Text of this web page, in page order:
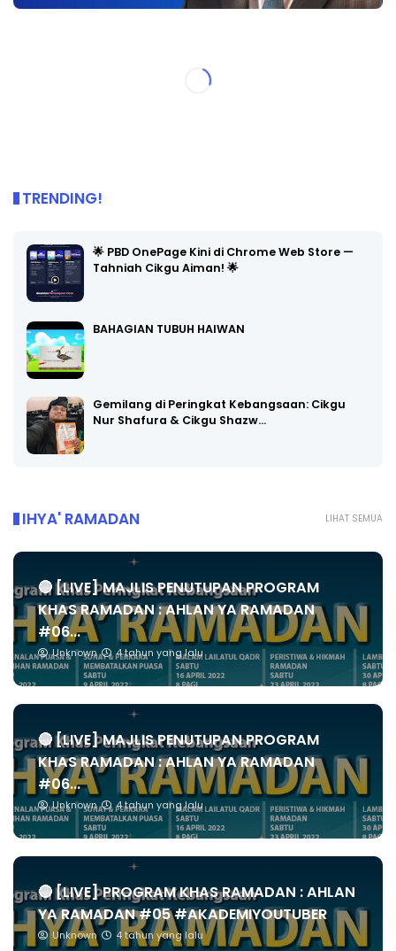
TRENDING!
🌟 PBD OnePage Kini di Chrome Web Store —
Tahniah Cikgu Aiman! 🌟
BAHAGIAN TUBUH HAIWAN
Gemilang di Peringkat Kebangsaan: Cikgu
Nur Shafura & Cikgu Shazw…
LIHAT SEMUA
IHYA' RAMADAN
🔴 [LIVE] MAJLIS PENUTUPAN PROGRAM
KHAS RAMADAN : AHLAN YA RAMADAN
#06...
Unknown 4 tahun yang lalu
🔴 [LIVE] MAJLIS PENUTUPAN PROGRAM
KHAS RAMADAN : AHLAN YA RAMADAN
#06...
Unknown 4 tahun yang lalu
🔴 [LIVE] PROGRAM KHAS RAMADAN : AHLAN
YA RAMADAN #05 #AKADEMIYOUTUBER
Unknown 4 tahun yang lalu